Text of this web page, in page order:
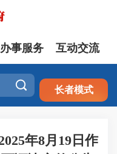
注册 登录
办事服务 互动交流
 长者模式
年8月19日作